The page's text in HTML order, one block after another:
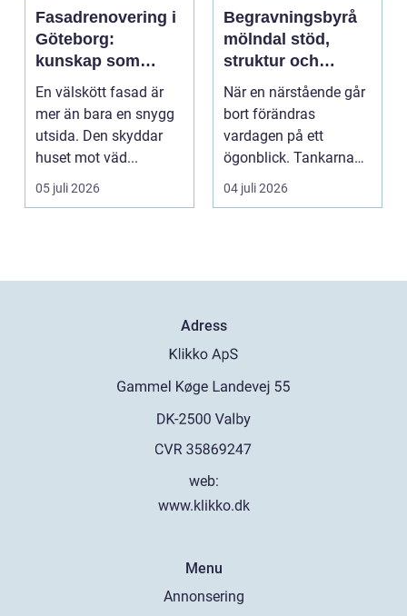
Fasadrenovering i
Göteborg:
kunskap som
lönar sig på lång
En välskött fasad är
mer än bara en snygg
utsida. Den skyddar
huset mot väd...
05 juli 2026
Begravningsbyrå
mölndal stöd,
struktur och
omsorg när livet
förändras
När en närstående går
bort förändras
vardagen på ett
ögonblick. Tankarna
snurrar, känslorna
pendlar ...
04 juli 2026
Adress
web:
www.klikko.dk
Menu
Annonsering